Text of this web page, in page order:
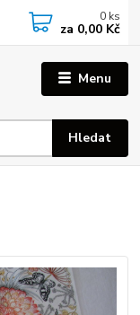
Menu
Hledat
0 ks
za 0,00 Kč